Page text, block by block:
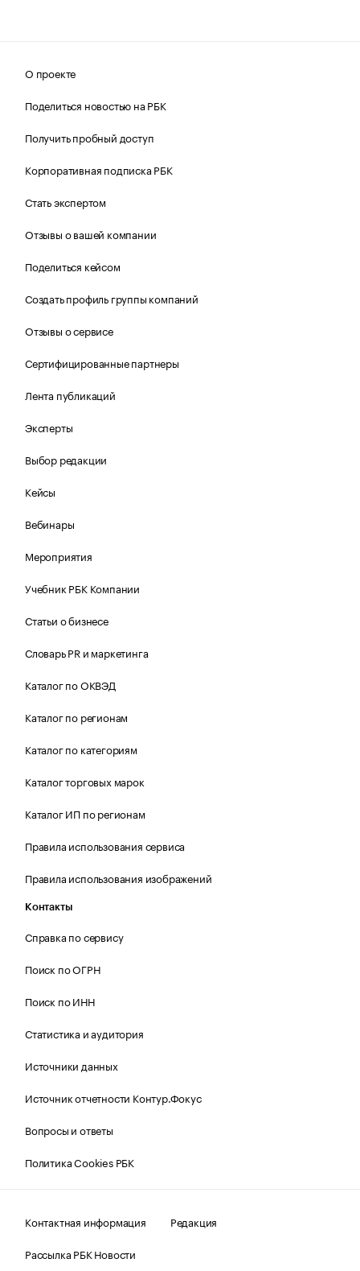
О проекте
Поделиться новостью на РБК
Получить пробный доступ
Корпоративная подписка РБК
Стать экспертом
Отзывы о вашей компании
Поделиться кейсом
Создать профиль группы компаний
Отзывы о сервисе
Сертифицированные партнеры
Лента публикаций
Эксперты
Выбор редакции
Кейсы
Вебинары
Мероприятия
Учебник РБК Компании
Статьи о бизнесе
Словарь PR и маркетинга
Каталог по ОКВЭД
Каталог по регионам
Каталог по категориям
Каталог торговых марок
Каталог ИП по регионам
Правила использования сервиса
Правила использования изображений
Контакты
Справка по сервису
Поиск по ОГРН
Поиск по ИНН
Статистика и аудитория
Источники данных
Источник отчетности Контур.Фокус
Вопросы и ответы
Политика Cookies РБК
Контактная информация
Редакция
Рассылка РБК Новости